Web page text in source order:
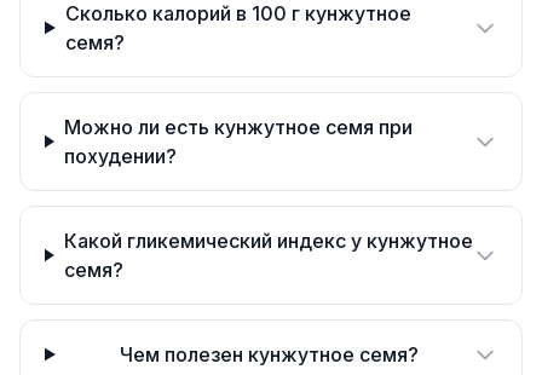
Сколько калорий в 100 г кунжутное
семя?
Можно ли есть кунжутное семя при
похудении?
Какой гликемический индекс у кунжутное
семя?
Чем полезен кунжутное семя?